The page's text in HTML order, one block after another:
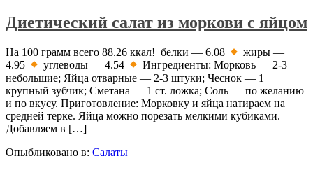
Диетический салат из моркови с яйцом
На 100 грамм всего 88.26 ккал! белки — 6.08
жиры —
4.95
углеводы — 4.54
Ингредиенты: Морковь — 2-3
небольшие; Яйца отварные — 2-3 штуки; Чеснок — 1
крупный зубчик; Сметана — 1 ст. ложка; Соль — по желанию
и по вкусу. Приготовление: Морковку и яйца натираем на
средней терке. Яйца можно порезать мелкими кубиками.
Добавляем в […]
Опыбликовано в: Салаты